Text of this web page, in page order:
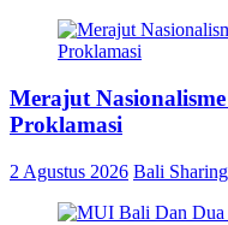
Merajut
Proklamasi
2 Agustus 2026 Bali Sharing